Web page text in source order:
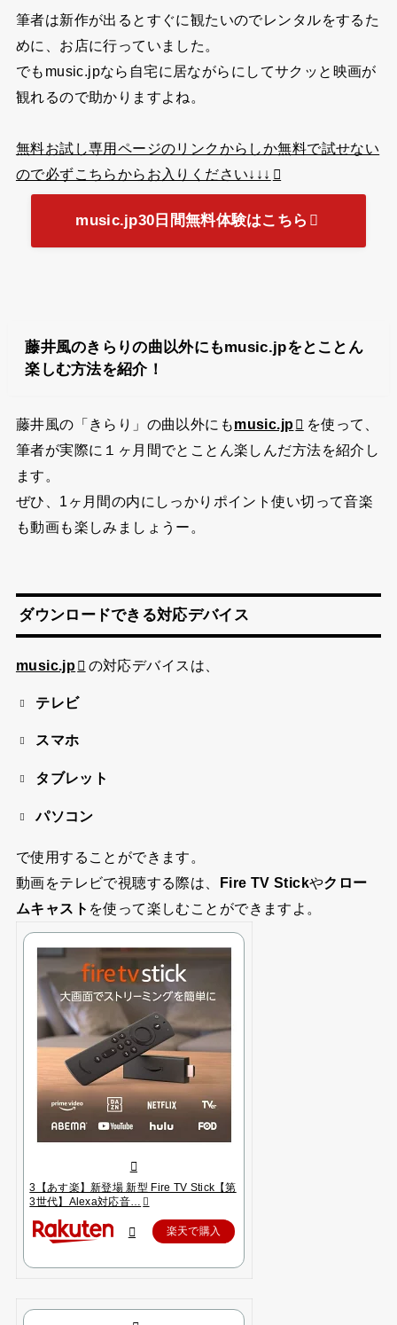
筆者は新作が出るとすぐに観たいのでレンタルをするた
めに、お店に行っていました。
でもmusic.jpなら自宅に居ながらにしてサクッと映画が
観れるので助かりますよね。
無料お試し専用ページのリンクからしか無料で試せない
ので必ずこちらからお入りください↓↓↓
music.jp30日間無料体験はこちら
藤井風のきらりの曲以外にもmusic.jpをとことん
楽しむ方法を紹介！
藤井風の「きらり」の曲以外にもmusic.jp
を使って、
筆者が実際に１ヶ月間でとことん楽しんだ方法を紹介し
ます。
ぜひ、1ヶ月間の内にしっかりポイント使い切って音楽
も動画も楽しみましょうー。
ダウンロードできる対応デバイス
music.jp の対応デバイスは、
テレビ
スマホ
タブレット
パソコン
で使用することができます。
動画をテレビで視聴する際は、 Fire TV Stickやクロー
ムキャスト を使って楽しむことができますよ。
3【あす楽】新登場 新型 Fire TV Stick【第
3世代】Alexa対応音…
楽天で購入